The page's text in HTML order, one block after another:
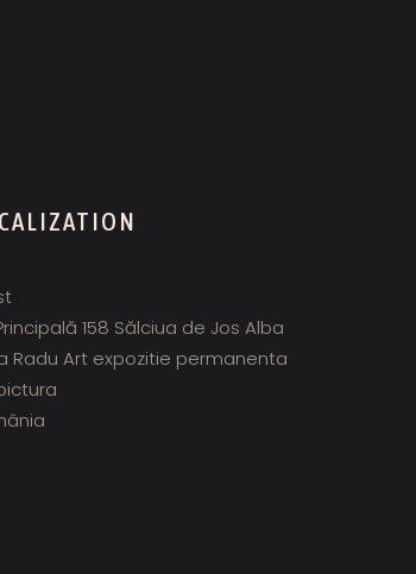
158 Sălciua de Jos Alba
Radu Art expozitie permanenta